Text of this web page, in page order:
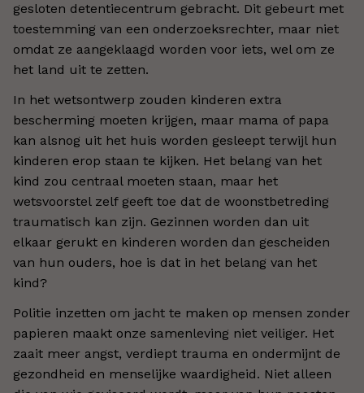
gesloten detentiecentrum gebracht. Dit gebeurt met
toestemming van een onderzoeksrechter, maar niet
omdat ze aangeklaagd worden voor iets, wel om ze
het land uit te zetten.
In het wetsontwerp zouden kinderen extra
bescherming moeten krijgen, maar mama of papa
kan alsnog uit het huis worden gesleept terwijl hun
kinderen erop staan te kijken. Het belang van het
kind zou centraal moeten staan, maar het
wetsvoorstel zelf geeft toe dat de woonstbetreding
traumatisch kan zijn. Gezinnen worden dan uit
elkaar gerukt en kinderen worden dan gescheiden
van hun ouders, hoe is dat in het belang van het
kind?
Politie inzetten om jacht te maken op mensen zonder
papieren maakt onze samenleving niet veiliger. Het
zaait meer angst, verdiept trauma en ondermijnt de
gezondheid en menselijke waardigheid. Niet alleen